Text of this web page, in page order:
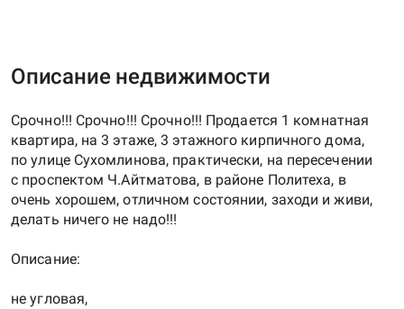
Описание недвижимости
Срочно!!! Срочно!!! Срочно!!! Продается 1 комнатная
квартира, на 3 этаже, 3 этажного кирпичного дома,
по улице Сухомлинова, практически, на пересечении
с проспектом Ч.Айтматова, в районе Политеха, в
очень хорошем, отличном состоянии, заходи и живи,
делать ничего не надо!!!
Описание:
не угловая,